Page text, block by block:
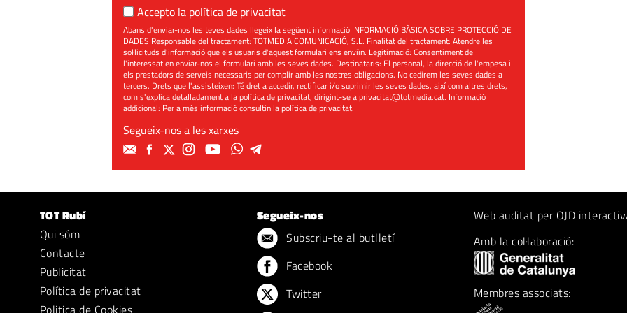
Accepto la política de privacitat
Abans d'enviar-nos les teves dades llegeix la següent informació INFORMACIÓ BÀSICA SOBRE PROTECCIÓ DE
DADES Responsable del tractament: TOTMEDIA COMUNICACIÓ, S.L. Finalitat del tractament: Atendre les
sol·licituds d'informació que els usuaris d'aquest formulari ens enviïn. Legitimació: Consentiment de
l'interessat en enviar-nos el formulari amb les seves dades. Destinataris: El personal, la direcció de l'empesa i
els prestadors de serveis necessaris per complir amb les nostres obligacions. No cedirem les seves dades a
tercers. Drets que l'assisteixen: Té dret a accedir, rectificar i/o suprimir les seves dades, així com altres drets,
com s'explica detalladament a la política de privacitat, dirigint-se aprivacitat@totmedia.cat. Informació
addicional: Per a més informació consultin lapolítica de privacitat.
Segueix-nos a les xarxes
TOT Rubí
Qui sóm
Contacte
Publicitat
Política de privacitat
Politica de Cookies
Segueix-nos
Subscriu-te al butlletí
Facebook
Twitter
Web auditat per OJD
Amb la col·laboració:
Membres associats: